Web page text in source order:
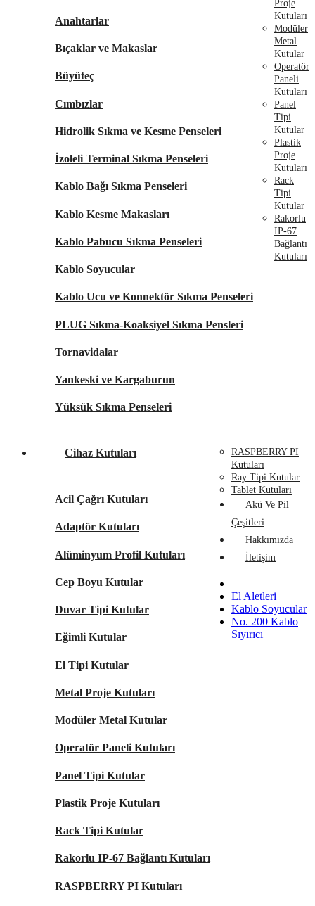
Anahtarlar
Bıçaklar ve Makaslar
Büyüteç
Cımbızlar
Hidrolik Sıkma ve Kesme Penseleri
İzoleli Terminal Sıkma Penseleri
Kablo Bağı Sıkma Penseleri
Kablo Kesme Makasları
Kablo Pabucu Sıkma Penseleri
Kablo Soyucular
Kablo Ucu ve Konnektör Sıkma Penseleri
PLUG Sıkma-Koaksiyel Sıkma Pensleri
Tornavidalar
Yankeski ve Kargaburun
Yüksük Sıkma Penseleri
Cihaz Kutuları
Acil Çağrı Kutuları
Adaptör Kutuları
Alüminyum Profil Kutuları
Cep Boyu Kutular
Duvar Tipi Kutular
Eğimli Kutular
El Tipi Kutular
Metal Proje Kutuları
Modüler Metal Kutular
Operatör Paneli Kutuları
Panel Tipi Kutular
Plastik Proje Kutuları
Rack Tipi Kutular
Rakorlu IP-67 Bağlantı Kutuları
RASPBERRY PI Kutuları
Proje
Kutuları
Modüler
Metal
Kutular
Operatör
Paneli
Kutuları
Panel
Tipi
Kutular
Plastik
Proje
Kutuları
Rack
Tipi
Kutular
Rakorlu
IP-67
Bağlantı
Kutuları
RASPBERRY PI
Kutuları
Ray Tipi Kutular
Tablet Kutuları
Akü Ve Pil
Çeşitleri
Hakkımızda
İletişim
El Aletleri
Kablo Soyucular
No. 200 Kablo
Sıyırıcı